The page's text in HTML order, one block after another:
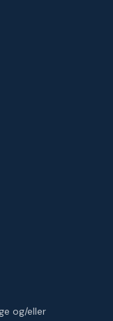
og/eller